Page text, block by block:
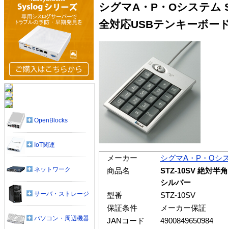
シグマA・P・Oシステム
全対応USBテンキーボー
メーカー
シグマA・P・Oシ
商品名
STZ-10SV 絶対半
シルバー
型番
STZ-10SV
保証条件
メーカー保証
JANコード
4900849650984
OpenBlocks
IoT関連
ネットワーク
サーバ・ストレージ
パソコン・周辺機器